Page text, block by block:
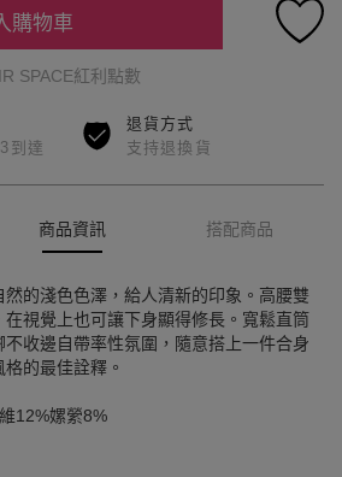
購物車
SPACE紅利點數
到達
退貨方式
支持退換貨
商品資訊 搭配商品
的淺色色澤，給人清新的印象。高腰雙
視覺上也可讓下身顯得修長。寬鬆直筒
收邊自帶率性氛圍，隨意搭上一件合身
格的最佳詮釋。
12%嫘縈8%